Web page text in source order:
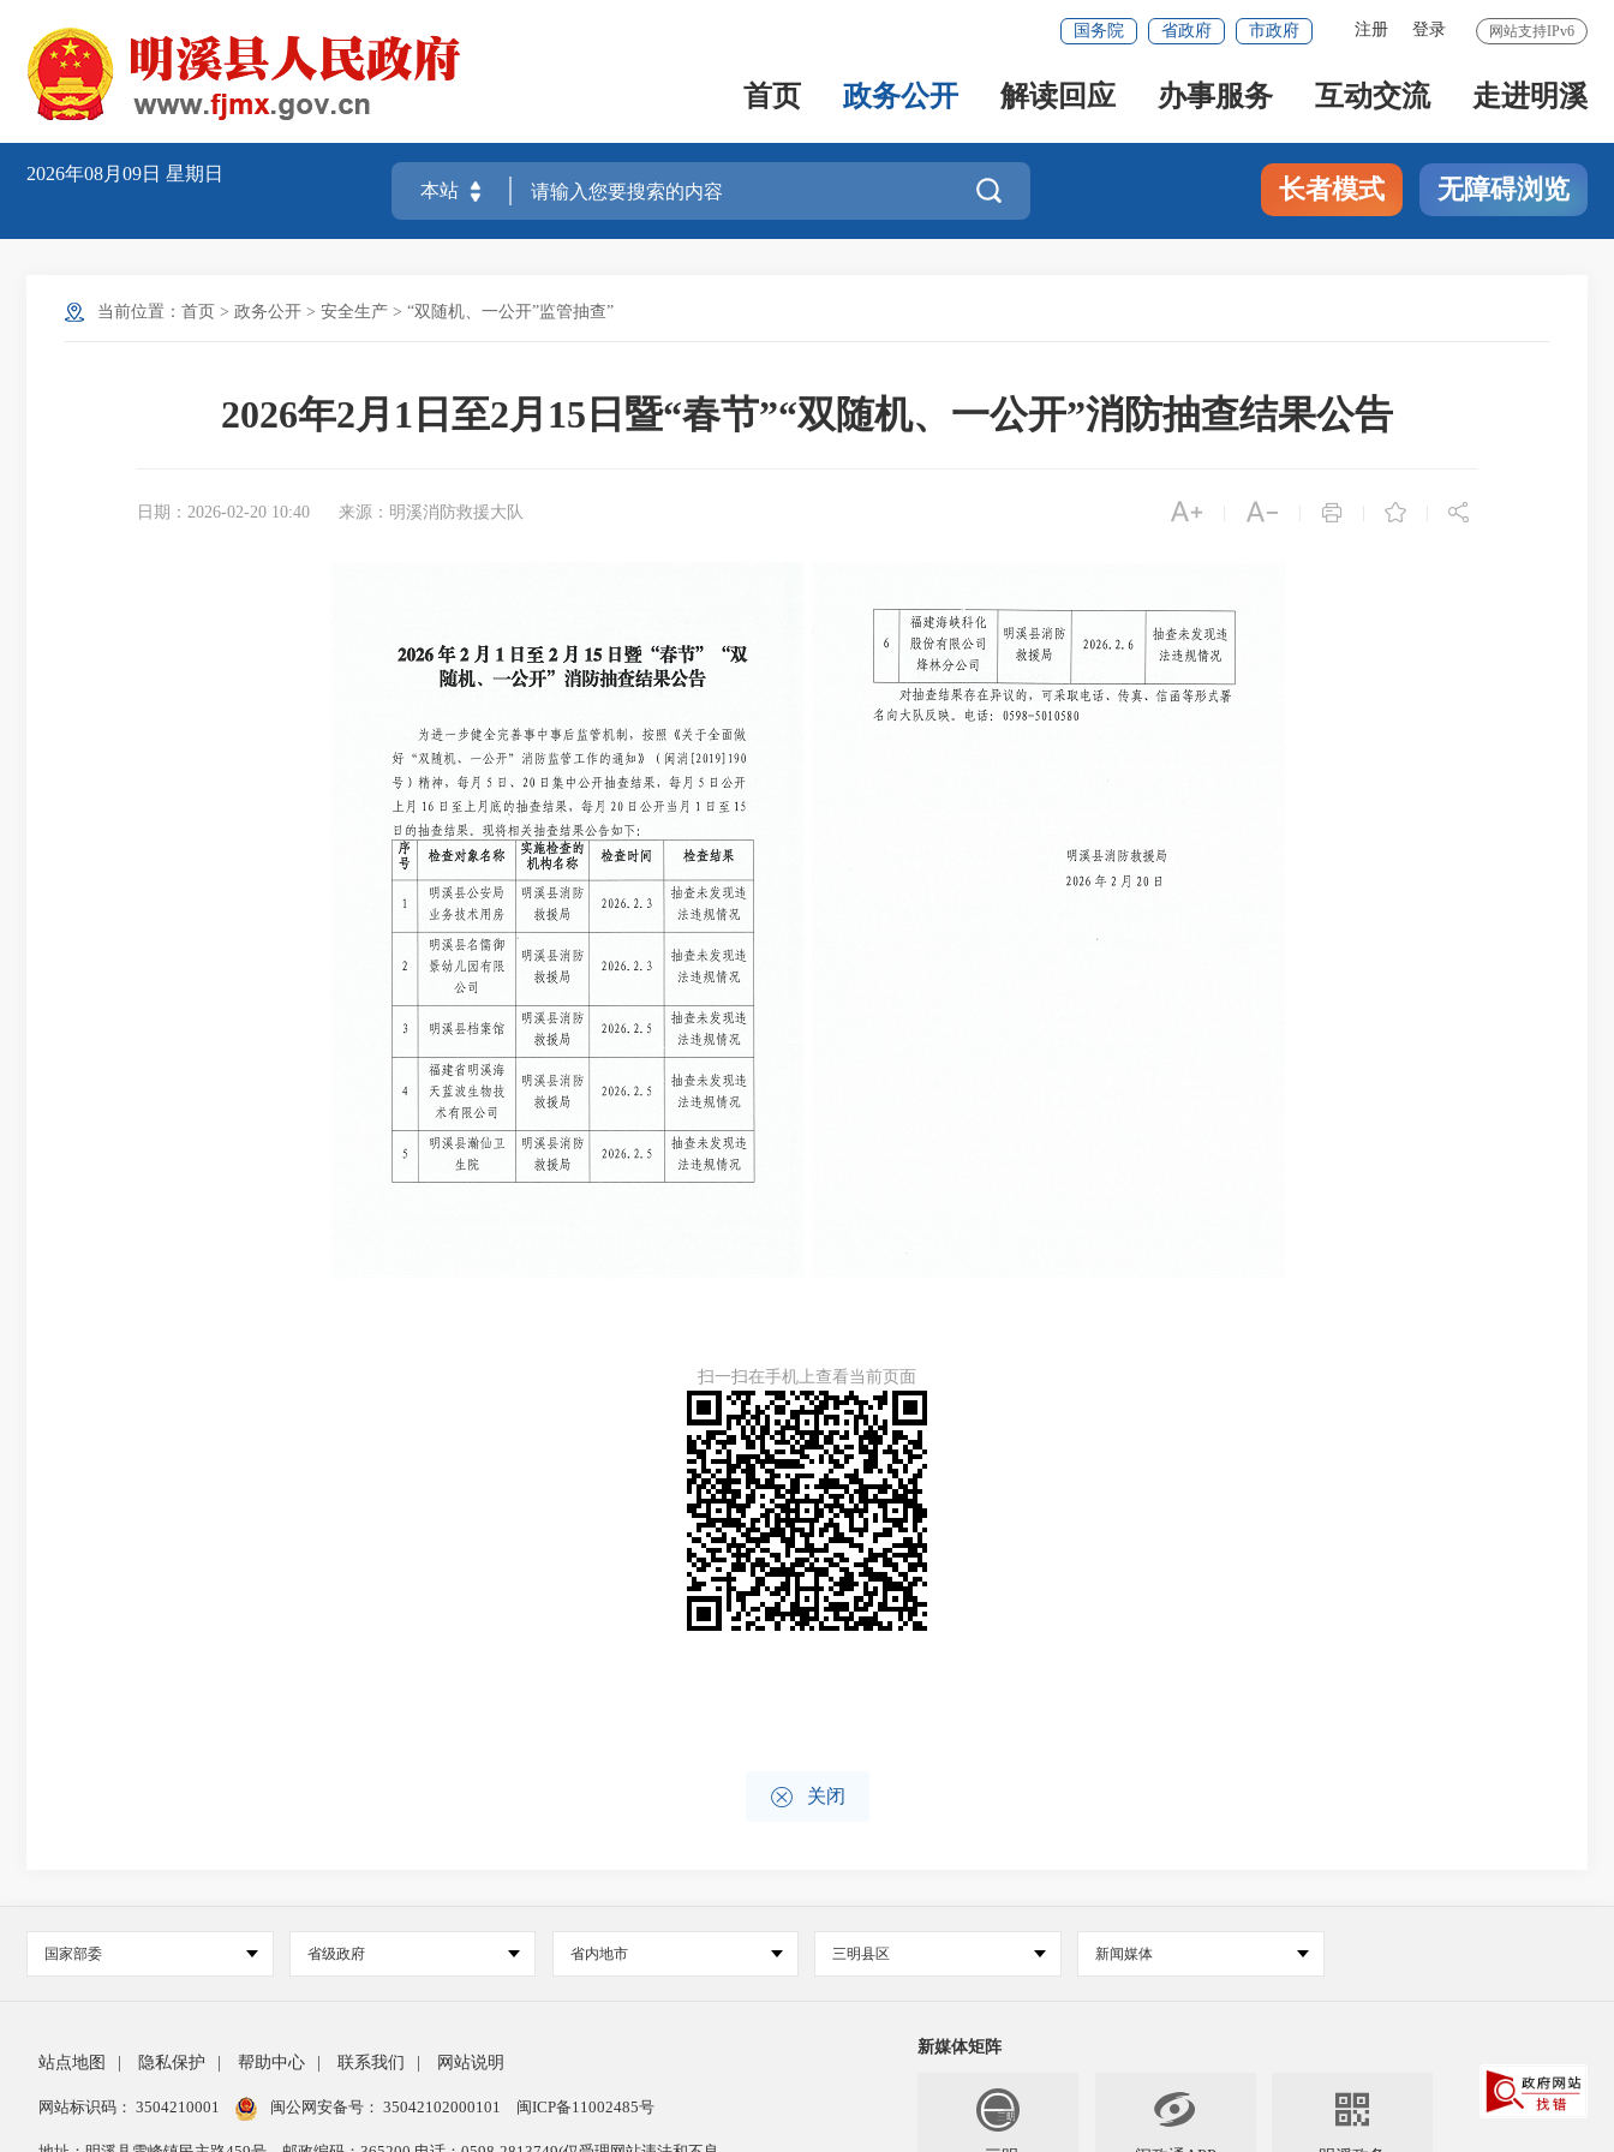
网站支持IPv6
注册 登录
国务院 省政府 市政府
首页 政务公开 解读回应 办事服务 互动交流 走进明溪
2026年08月09日 星期日
 长者模式 无障碍浏览
当前位置： 首页 > 政务公开 > 安全生产 > “双随机、一公开”监管抽查”
2026年2月1日至2月15日暨“春节”“双随机、一公开”消防抽查结果公告
日期：2026-02-20 10:40 来源：明溪消防救援大队     
扫一扫在手机上查看当前页面
 关闭
国家部委 省级政府 省内地市 三明县区 新闻媒体
站点地图 隐私保护 帮助中心 联系我们 网站说明
网站标识码： 3504210001 闽公网安备号： 35042102000101 闽ICP备11002485号
新媒体矩阵
 